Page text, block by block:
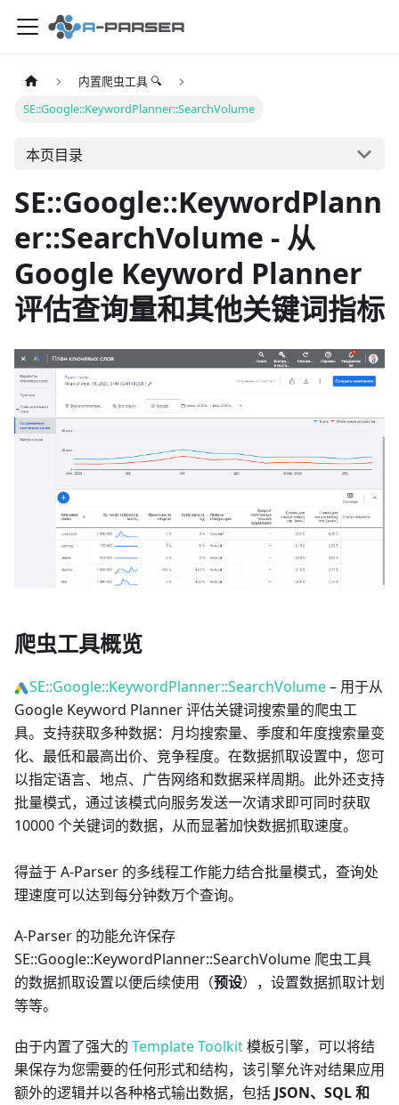
内置爬虫工具 🔍
SE::Google::KeywordPlanner::SearchVolume
本页目录
SE::Google::KeywordPlann
er::SearchVolume - 从
Google Keyword Planner
评估查询量和其他关键词指标
爬虫工具概览
SE::Google::KeywordPlanner::SearchVolume– 用于从
Google Keyword Planner 评估关键词搜索量的爬虫工
具。支持获取多种数据：月均搜索量、季度和年度搜索量变
化、最低和最高出价、竞争程度。在数据抓取设置中，您可
以指定语言、地点、广告网络和数据采样周期。此外还支持
批量模式，通过该模式向服务发送一次请求即可同时获取
10000 个关键词的数据，从而显著加快数据抓取速度。
得益于 A-Parser 的多线程工作能力结合批量模式，查询处
理速度可以达到每分钟数万个查询。
A-Parser 的功能允许保存
SE::Google::KeywordPlanner::SearchVolume 爬虫工具
的数据抓取设置以便后续使用（预设），设置数据抓取计划
等等。
由于内置了强大的 Template Toolkit模板引擎，可以将结
果保存为您需要的任何形式和结构，该引擎允许对结果应用
额外的逻辑并以各种格式输出数据，包括 JSON、SQL 和